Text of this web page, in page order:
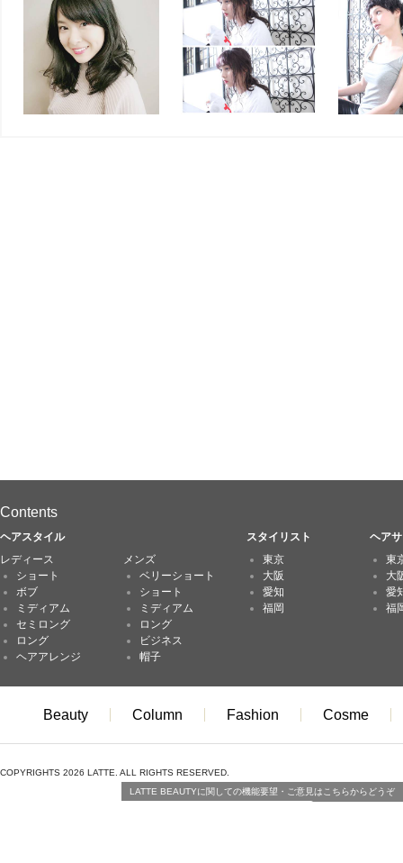
Contents
ヘアスタイル スタイリスト
ヘア
レディース
ショート
ボブ
ミディアム
セミロング
ロング
ヘアアレンジ
メンズ
ベリーショート
ショート
ミディアム
ロング
ビジネス
帽子
東京
大阪
愛知
福岡
東
大
愛
福
Beauty Column Fashion Cosme
COPYRIGHTS 2026 LATTE. ALL RIGHTS RESERVED.
LATTE BEAUTYに関しての機能要望・ご意見はこちらからどうぞ